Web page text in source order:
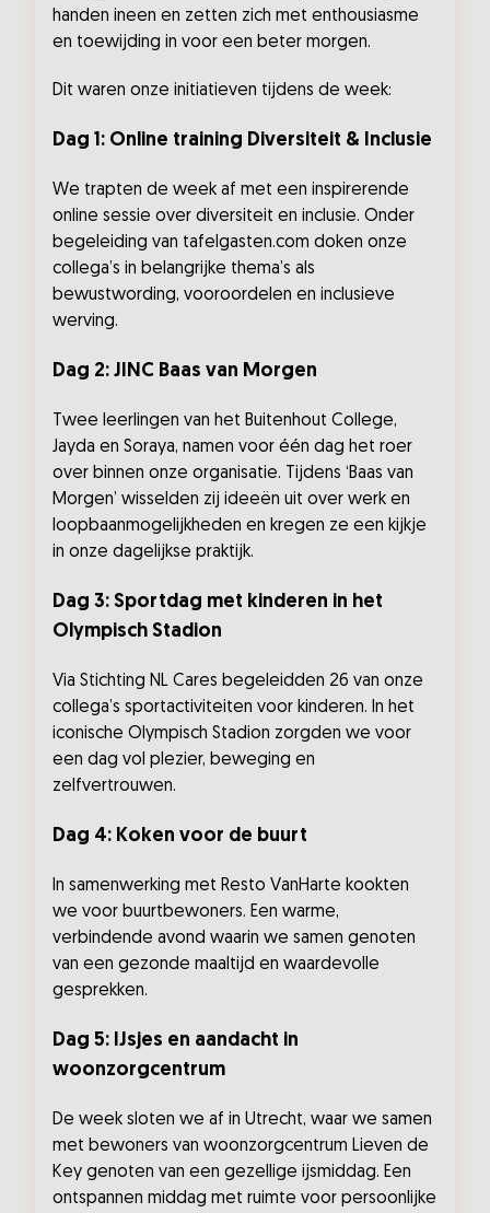
handen ineen en zetten zich met enthousiasme
en toewijding in voor een beter morgen.
Dit waren onze initiatieven tijdens de week:
Dag 1: Online training Diversiteit & Inclusie
We trapten de week af met een inspirerende
online sessie over diversiteit en inclusie. Onder
begeleiding van tafelgasten.com doken onze
collega’s in belangrijke thema’s als
bewustwording, vooroordelen en inclusieve
werving.
Dag 2: JINC Baas van Morgen
Twee leerlingen van het Buitenhout College,
Jayda en Soraya, namen voor één dag het roer
over binnen onze organisatie. Tijdens ‘Baas van
Morgen’ wisselden zij ideeën uit over werk en
loopbaanmogelijkheden en kregen ze een kijkje
in onze dagelijkse praktijk.
Dag 3: Sportdag met kinderen in het
Olympisch Stadion
Via Stichting NL Cares begeleidden 26 van onze
collega’s sportactiviteiten voor kinderen. In het
iconische Olympisch Stadion zorgden we voor
een dag vol plezier, beweging en
zelfvertrouwen.
Dag 4: Koken voor de buurt
In samenwerking met Resto VanHarte kookten
we voor buurtbewoners. Een warme,
verbindende avond waarin we samen genoten
van een gezonde maaltijd en waardevolle
gesprekken.
Dag 5: IJsjes en aandacht in
woonzorgcentrum
De week sloten we af in Utrecht, waar we samen
met bewoners van woonzorgcentrum Lieven de
Key genoten van een gezellige ijsmiddag. Een
ontspannen middag met ruimte voor persoonlijke